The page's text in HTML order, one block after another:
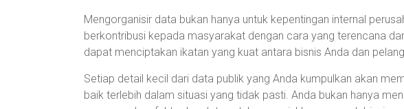
Mengorganisir data bukan hanya untuk kepentingan internal
berkontribusi kepada masyarakat dengan cara yang terencana
dapat menciptakan ikatan yang kuat antara bisnis Anda dan
Setiap detail kecil dari data publik yang Anda kumpulkan akan
baik terlebih dalam situasi yang tidak pasti. Anda bukan hanya